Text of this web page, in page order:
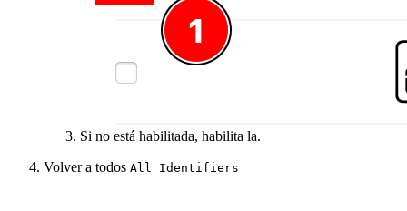
Si no está habilitada, habilita la.
Volver a todos All Identifiers